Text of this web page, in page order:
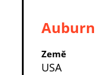
Země
USA